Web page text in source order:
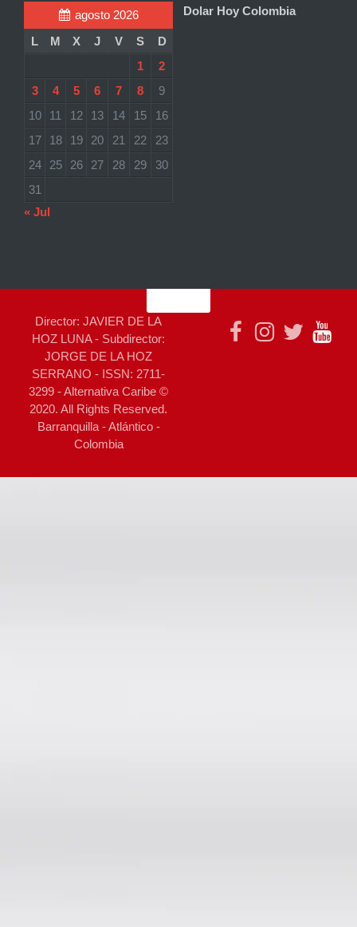
agosto 2026
L
M X J V S
D
1
2
3
4 5 6 7 8
9
10
11 12 13 14 15
16
17
18 19 20 21 22
23
24
25 26 27 28 29
30
31
« Jul
Dolar Hoy Colombia
Director: JAVIER DE LA
HOZ LUNA - Subdirector:
JORGE DE LA HOZ
SERRANO - ISSN: 2711-
3299 - Alternativa Caribe ©
2020. All Rights Reserved.
Barranquilla - Atlántico -
Colombia